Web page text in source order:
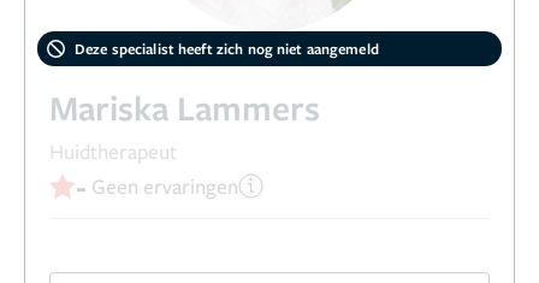
Deze specialist heeft zich nog niet aangemeld
Mariska Lammers
Huidtherapeut
- Geen ervaringen